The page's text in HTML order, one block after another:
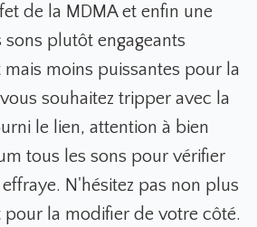
de la MDMA et enfin une
plutôt engageants
moins puissantes pour la
souhaitez tripper avec la
le lien, attention à bien
tous les sons pour vérifier
N'hésitez pas non plus
la modifier de votre côté.